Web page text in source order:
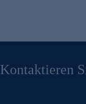
Kontaktieren